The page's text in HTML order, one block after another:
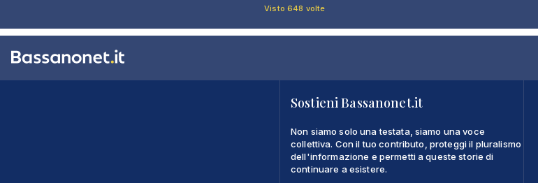
Visto 648 volte
Sostieni Bassanonet.it
Non siamo solo una testata, siamo una voce
collettiva. Con il tuo contributo, proteggi il pluralismo
dell'informazione e permetti a queste storie di
continuare a esistere.